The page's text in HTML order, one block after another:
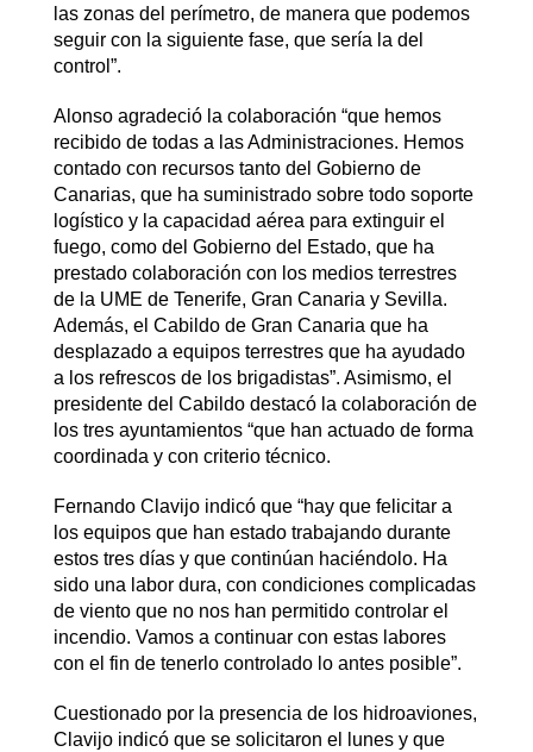
las zonas del perímetro, de manera que podemos
seguir con la siguiente fase, que sería la del
control”.
Alonso agradeció la colaboración “que hemos
recibido de todas a las Administraciones. Hemos
contado con recursos tanto del Gobierno de
Canarias, que ha suministrado sobre todo soporte
logístico y la capacidad aérea para extinguir el
fuego, como del Gobierno del Estado, que ha
prestado colaboración con los medios terrestres
de la UME de Tenerife, Gran Canaria y Sevilla.
Además, el Cabildo de Gran Canaria que ha
desplazado a equipos terrestres que ha ayudado
a los refrescos de los brigadistas”. Asimismo, el
presidente del Cabildo destacó la colaboración de
los tres ayuntamientos “que han actuado de forma
coordinada y con criterio técnico.
Fernando Clavijo indicó que “hay que felicitar a
los equipos que han estado trabajando durante
estos tres días y que continúan haciéndolo. Ha
sido una labor dura, con condiciones complicadas
de viento que no nos han permitido controlar el
incendio. Vamos a continuar con estas labores
con el fin de tenerlo controlado lo antes posible”.
Cuestionado por la presencia de los hidroaviones,
Clavijo indicó que se solicitaron el lunes y que